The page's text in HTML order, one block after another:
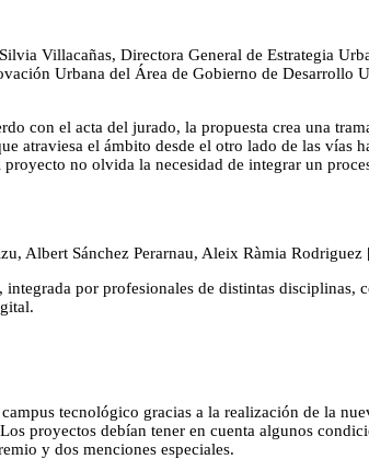
Villacañas, Directora General de Estrategia
Urbana del Área de Gobierno de Desarrollo
con el acta del jurado, la propuesta crea una
atraviesa el ámbito desde el otro lado de las vías
no olvida la necesidad de integrar un
Albert Sánchez Perarnau, Aleix Ràmia
por profesionales de distintas
tecnológico gracias a la realización de la
proyectos debían tener en cuenta algunos
y dos menciones especiales.